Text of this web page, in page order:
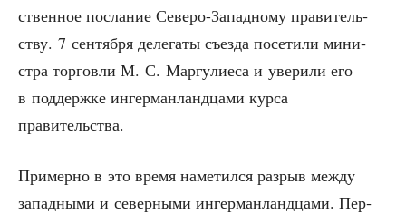
ствен­ное посла­ние Севе­ро-Запад­но­му пра­ви­тель­
ству. 7 сен­тяб­ря деле­га­ты съез­да посе­ти­ли мини­
стра тор­гов­ли М. С. Мар­гу­ли­е­са и уве­ри­ли его
в под­держ­ке ингер­ман­ланд­ца­ми кур­са
правительства.
При­мер­но в это вре­мя наме­тил­ся раз­рыв меж­ду
запад­ны­ми и север­ны­ми ингер­ман­ланд­ца­ми. Пер­